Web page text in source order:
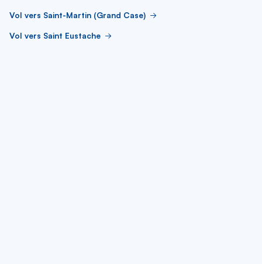
Vol vers Saint-Martin (Grand Case)
Vol vers Saint Eustache